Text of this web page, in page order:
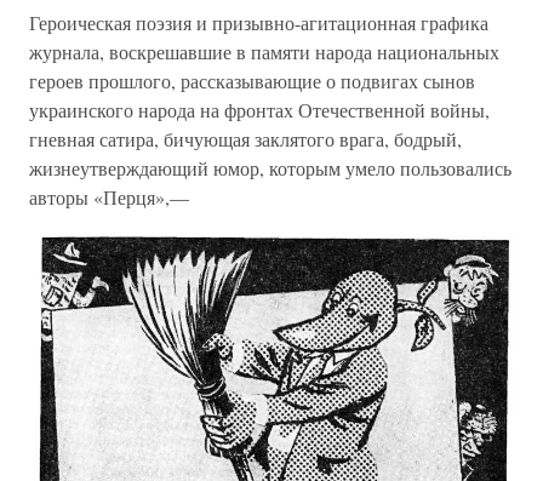
Героическая поэзия и призывно-агитационная графика
журнала, воскрешавшие в памяти народа национальных
героев прошлого, рассказывающие о подвигах сынов
украинского народа на фронтах Отечественной войны,
гневная сатира, бичующая заклятого врага, бодрый,
жизнеутверждающий юмор, которым умело пользовались
авторы «Перця»,—